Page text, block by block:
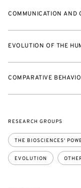
COMMUNICATION AND
EVOLUTION OF THE
COMPARATIVE
RESEARCH GROUPS
THE BIOSCIENCES'
EVOLUTION